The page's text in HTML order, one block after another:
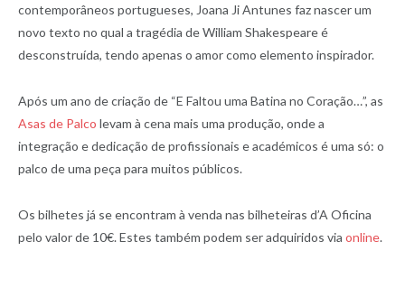
contemporâneos portugueses, Joana Ji Antunes faz nascer um
novo texto no qual a tragédia de William Shakespeare é
desconstruída, tendo apenas o amor como elemento inspirador.
Após um ano de criação de “E Faltou uma Batina no Coração…”, as
Asas de Palco levam à cena mais uma produção, onde a
integração e dedicação de profissionais e académicos é uma só: o
palco de uma peça para muitos públicos.
Os bilhetes já se encontram à venda nas bilheteiras d’A Oficina
pelo valor de 10€. Estes também podem ser adquiridos via online.